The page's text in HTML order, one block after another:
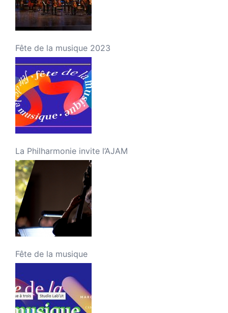
Fête de la musique 2023
La Philharmonie invite l’AJAM
Fête de la musique